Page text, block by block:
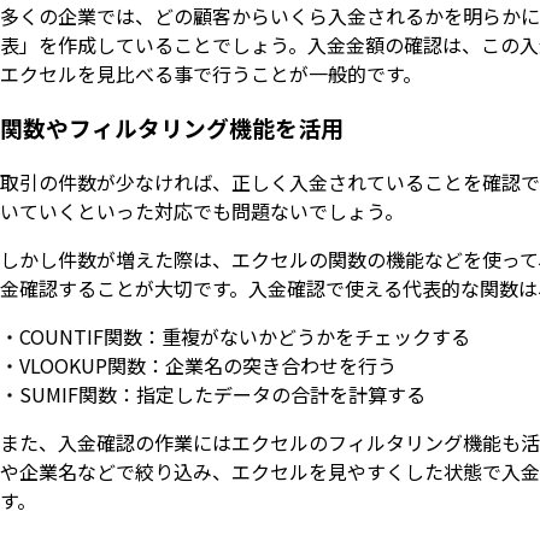
多くの企業では、どの顧客からいくら入金されるかを明らか
表」を作成していることでしょう。入金金額の確認は、この
エクセルを見比べる事で行うことが一般的です。
関数やフィルタリング機能を活用
取引の件数が少なければ、正しく入金されていることを確認
いていくといった対応でも問題ないでしょう。
しかし件数が増えた際は、エクセルの関数の機能などを使っ
金確認することが大切です。入金確認で使える代表的な関数
・COUNTIF関数：重複がないかどうかをチェックする
・VLOOKUP関数：企業名の突き合わせを行う
・SUMIF関数：指定したデータの合計を計算する
また、入金確認の作業にはエクセルのフィルタリング機能も
や企業名などで絞り込み、エクセルを見やすくした状態で入
す。